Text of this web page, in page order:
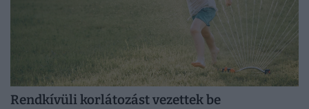
Rendkívüli korlátozást vezettek be